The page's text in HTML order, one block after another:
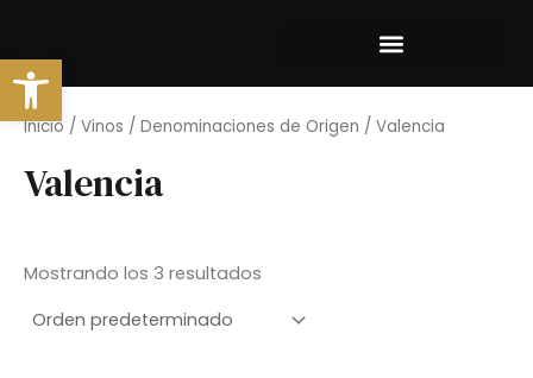
Abrir barra de herramientas
contenido
Inicio / Vinos / Denominaciones de Origen / Valencia
Valencia
Mostrando los 3 resultados